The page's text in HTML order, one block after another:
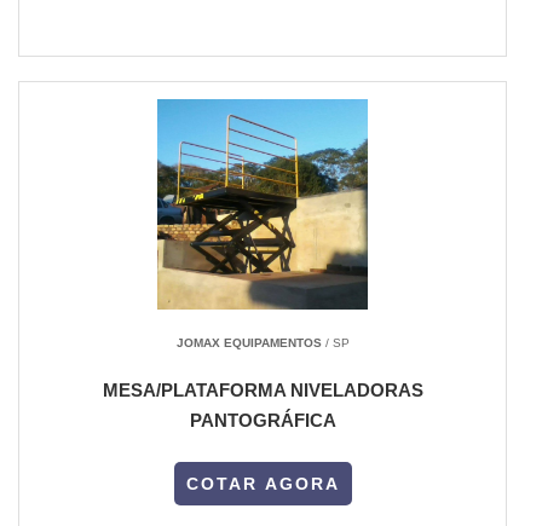
JOMAX EQUIPAMENTOS/ SP
MESA/PLATAFORMA NIVELADORAS
PANTOGRÁFICA
COTAR AGORA